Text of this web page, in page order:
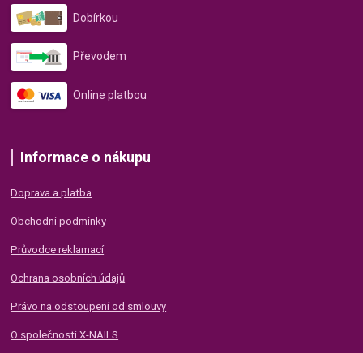
Dobírkou
Převodem
Online platbou
Informace o nákupu
Doprava a platba
Obchodní podmínky
Průvodce reklamací
Ochrana osobních údajů
Právo na odstoupení od smlouvy
O společnosti X-NAILS